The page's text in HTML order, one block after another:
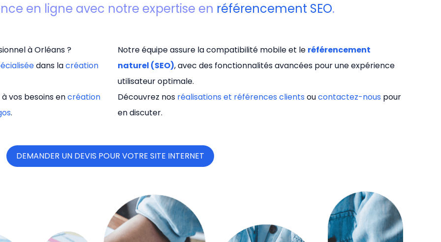
en ligne avec notre expertise en référencement SEO.
à Orléans ?
dans lacréation
vos besoins encréation
.
Notre équipe assure la compatibilité mobile et le référencement
naturel (SEO), avec des fonctionnalités avancées pour une expérience
utilisateur optimale.
Découvrez nos réalisations et références clients oucontactez-nous pour
en discuter.
DEMANDER UN DEVIS POUR VOTRE SITE INTERNET